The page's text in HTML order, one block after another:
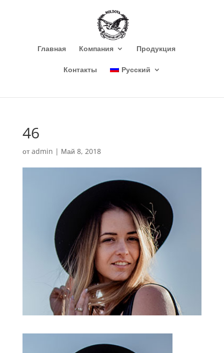
Главная Компания Продукция
Контакты Русский
46
отadmin | Май 8, 2018